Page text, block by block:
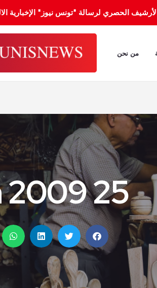
لرسالة "تونس نيوز" الإخبارية الالكترونية من 1 ماي 2000
من نحن
25 juin 2009